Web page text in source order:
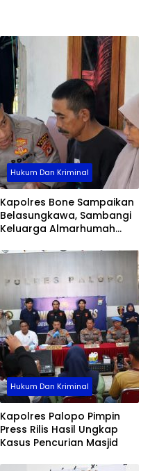
Hukum Dan Kriminal
Kapolres Bone Sampaikan
Belasungkawa, Sambangi
Keluarga Almarhumah
Hukum Dan Kriminal
Kapolres Palopo Pimpin
Press Rilis Hasil Ungkap
Kasus Pencurian Masjid